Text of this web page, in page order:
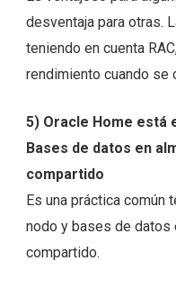
desventaja para otras.
teniendo en cuenta
rendimiento cuando se
5) Oracle Home está
Bases de datos en
compartido
Es una práctica común
nodo y bases de datos
compartido.